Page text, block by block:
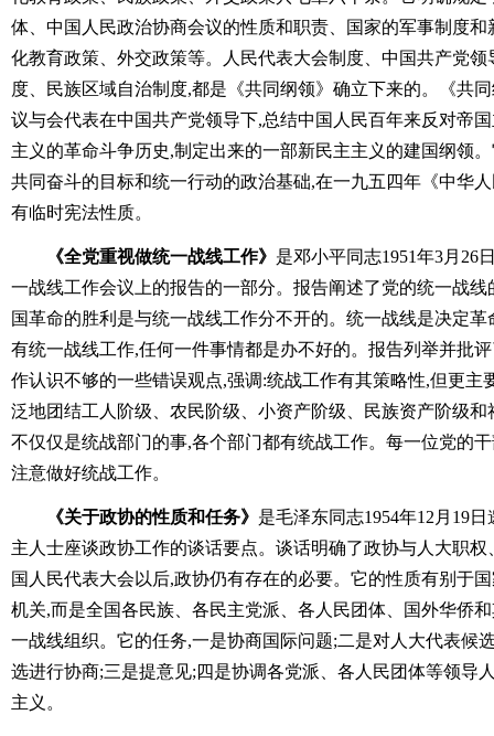
体、中国人民政治协商会议的性质和职责、国家的军事制度
化教育政策、外交政策等。人民代表大会制度、中国共产党
度、民族区域自治制度,都是《共同纲领》确立下来的。《共
议与会代表在中国共产党领导下,总结中国人民百年来反对帝
主义的革命斗争历史,制定出来的一部新民主主义的建国纲领
共同奋斗的目标和统一行动的政治基础,在一九五四年《中华
有临时宪法性质。
《全党重视做统一战线工作》 是邓小平同志1951年3月26
一战线工作会议上的报告的一部分。报告阐述了党的统一战
国革命的胜利是与统一战线工作分不开的。统一战线是决定
有统一战线工作,任何一件事情都是办不好的。报告列举并批
作认识不够的一些错误观点,强调:统战工作有其策略性,但更主
泛地团结工人阶级、农民阶级、小资产阶级、民族资产阶级
不仅仅是统战部门的事,各个部门都有统战工作。每一位党的
注意做好统战工作。
《关于政协的性质和任务》 是毛泽东同志1954年12月19
主人士座谈政协工作的谈话要点。谈话明确了政协与人大职
国人民代表大会以后,政协仍有存在的必要。它的性质有别于
机关,而是全国各民族、各民主党派、各人民团体、国外华侨
一战线组织。它的任务,一是协商国际问题;二是对人大代表候
选进行协商;三是提意见;四是协调各党派、各人民团体等领导
主义。